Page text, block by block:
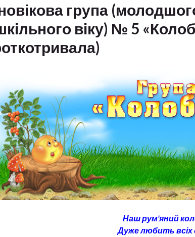
група
віку) № 5
Наш рум’яний
Дуже любить всіх